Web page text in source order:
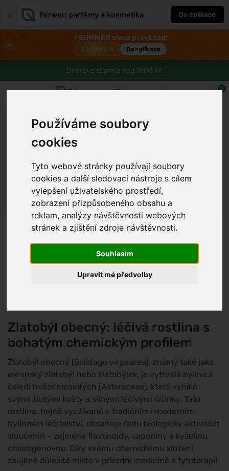
Používáme soubory
cookies
Tyto webové stránky používají soubory
cookies a další sledovací nástroje s cílem
vylepšení uživatelského prostředí,
zobrazení přizpůsobeného obsahu a
reklam, analýzy návštěvnosti webových
stránek a zjištění zdroje návštěvnosti.
Souhlasím
Upravit mé předvolby
Ferwer: parfémy a kosmetika Do aplikace
×
⚡SUMMER sleva právě teď!
Do aplikace
Doprava zdarma nad 1800 Kč
0
Ferwer Lexikon
Zlatobýl obecný (Solidago virgaurea)
Dámské parfémy Pánské parfémy Unisex parfémy
Další názvy:celík zlatobýl, zlatá metla
Skóre škodlivosti:1(Přírodní látky)
Zlatobýl obecný: léčivá rostlina s
bohatým chemickým profilem
Zlatobýl obecný (Solidago virgaurea), známý také jako
evropský zlatobýl nebo zlatobýlek, je vytrvalá bylina z
čeledi hvězdnicovitých (Asteraceae), která vyniká
svými žlutými květy a silnými léčivými účinky. Tato
rostlina, hojně využívaná v tradičním i moderním
bylinném léčitelství, obsahuje řadu biologicky aktivních
sloučenin – zejména flavonoidy, saponiny a kyselinu
chlorogenovou. Díky svému chemickému složení
zaujímá důležité místo v přírodní medicíně a fytoterapii.